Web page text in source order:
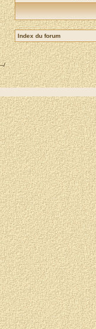
Index du forum
--/